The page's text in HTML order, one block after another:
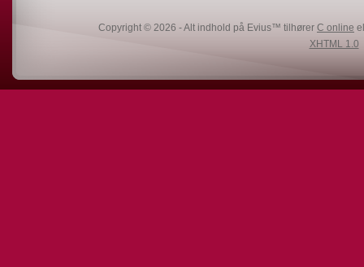
Copyright © 2026 - Alt indhold på Evius™ tilhører C online
XHTML 1.0